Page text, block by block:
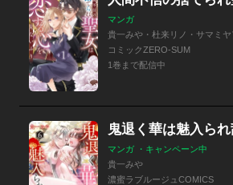
マンガ
貴一みや・杜来リノ・サマミ
コミックZERO-SUM
1巻まで配信中
マンガ ・キャンペーン中
貴一みや
濃蜜ラブルージュCOMICS